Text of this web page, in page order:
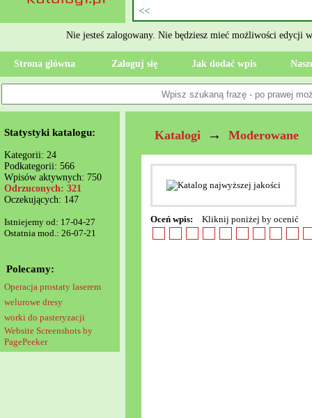
Nie jesteś zalogowany. Nie będziesz mieć możliwości edycji
Strona główna Zaloguj się Jak dodać wpis
Statystyki katalogu:
Kategorii: 24
Podkategorii: 566
Wpisów aktywnych: 750
Odrzuconych: 321
Oczekujących: 147
Istniejemy od: 17-04-27
Ostatnia mod.: 26-07-21
Polecamy:
Operacja prostaty laserem
welurowe dresy
worki do pasteryzacji
Website Screenshots by
PagePeeker
Katalogi → Moderowane
Oceń wpis: Kliknij poniżej by ocenić